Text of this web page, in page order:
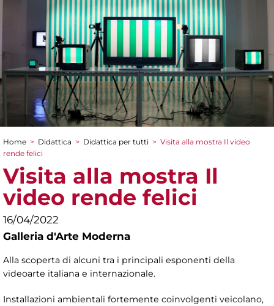
Tu sei qui
Home > Didattica > Didattica per tutti > Visita alla mostra Il video
rende felici
Visita alla mostra Il
video rende felici
16/04/2022
Galleria d'Arte Moderna
Alla scoperta di alcuni tra i principali esponenti della
videoarte italiana e internazionale.
Installazioni ambientali fortemente coinvolgenti veicolano,